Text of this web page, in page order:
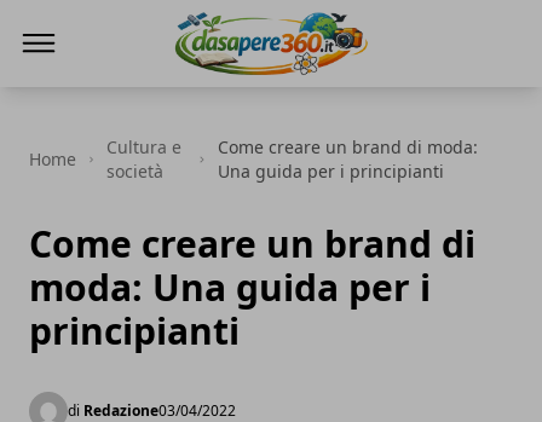
Home
Cultura e
società
Come creare un brand di moda:
Una guida per i principianti
Come creare un brand di
moda: Una guida per i
principianti
di Redazione03/04/2022